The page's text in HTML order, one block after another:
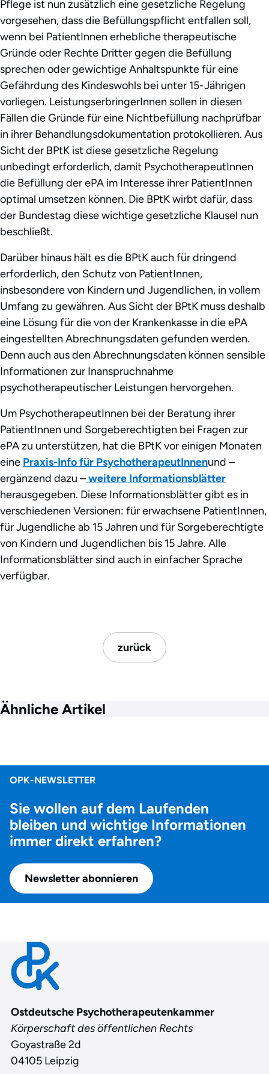
Pflege ist nun zusätzlich eine gesetzliche Regelung
vorgesehen, dass die Befüllungspflicht entfallen soll,
wenn bei PatientInnen erhebliche therapeutische
Gründe oder Rechte Dritter gegen die Befüllung
sprechen oder gewichtige Anhaltspunkte für eine
Gefährdung des Kindeswohls bei unter 15-Jährigen
vorliegen. LeistungserbringerInnen sollen in diesen
Fällen die Gründe für eine Nichtbefüllung nachprüfbar
in ihrer Behandlungsdokumentation protokollieren. Aus
Sicht der BPtK ist diese gesetzliche Regelung
unbedingt erforderlich, damit PsychotherapeutInnen
die Befüllung der ePA im Interesse ihrer PatientInnen
optimal umsetzen können. Die BPtK wirbt dafür, dass
der Bundestag diese wichtige gesetzliche Klausel nun
beschließt.
Darüber hinaus hält es die BPtK auch für dringend
erforderlich, den Schutz von PatientInnen,
insbesondere von Kindern und Jugendlichen, in vollem
Umfang zu gewähren. Aus Sicht der BPtK muss deshalb
eine Lösung für die von der Krankenkasse in die ePA
eingestellten Abrechnungsdaten gefunden werden.
Denn auch aus den Abrechnungsdaten können sensible
Informationen zur Inanspruchnahme
psychotherapeutischer Leistungen hervorgehen.
Um PsychotherapeutInnen bei der Beratung ihrer
PatientInnen und Sorgeberechtigten bei Fragen zur
ePA zu unterstützen, hat die BPtK vor einigen Monaten
eine Praxis-Info für PsychotherapeutInnenund –
ergänzend dazu –weitere Informationsblätter
herausgegeben. Diese Informationsblätter gibt es in
verschiedenen Versionen: für erwachsene PatientInnen,
für Jugendliche ab 15 Jahren und für Sorgeberechtigte
von Kindern und Jugendlichen bis 15 Jahre. Alle
Informationsblätter sind auch in einfacher Sprache
verfügbar.
zurück
Ähnliche Artikel
OPK-NEWSLETTER
Sie wollen auf dem Laufenden
bleiben und wichtige Informationen
immer direkt erfahren?
Newsletter abonnieren
Contact
Ostdeutsche Psychotherapeutenkammer
Körperschaft des öffentlichen Rechts
Goyastraße 2d
04105 Leipzig